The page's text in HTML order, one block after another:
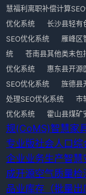
慧福利离职补偿计算
优化系统
长沙县轻有
SEO优化系统
雁峰区
统
苍南县其他类未包
优化系统
惠东县开源
SEO优化系统
旌德县
处理SEO优化系统
市
优化系统
霍山县煤矿
规(CoMS)智慧家
专业版社会人口综
企业业务生产智慧
成开源空气质量检
品业库存（批量出